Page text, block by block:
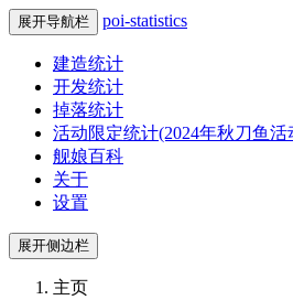
展开导航栏 poi-statistics
建造统计
开发统计
掉落统计
活动限定统计(2024年秋刀鱼活
舰娘百科
关于
设置
展开侧边栏
主页